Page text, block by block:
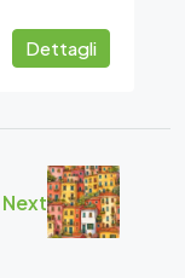
Dettagli
Next